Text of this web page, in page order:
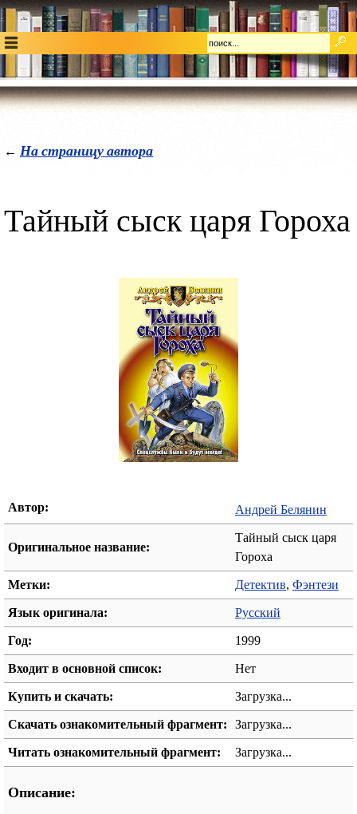
← На страницу автора
Тайный сыск царя Гороха
Автор: Андрей Белянин
Оригинальное название:
Тайный сыск царя
Гороха
Метки: Детектив, Фэнтези
Язык оригинала: Русский
Год: 1999
Входит в основной список: Нет
Купить и скачать: Загрузка...
Скачать ознакомительный фрагмент: Загрузка...
Читать ознакомительный фрагмент: Загрузка...
Описание: